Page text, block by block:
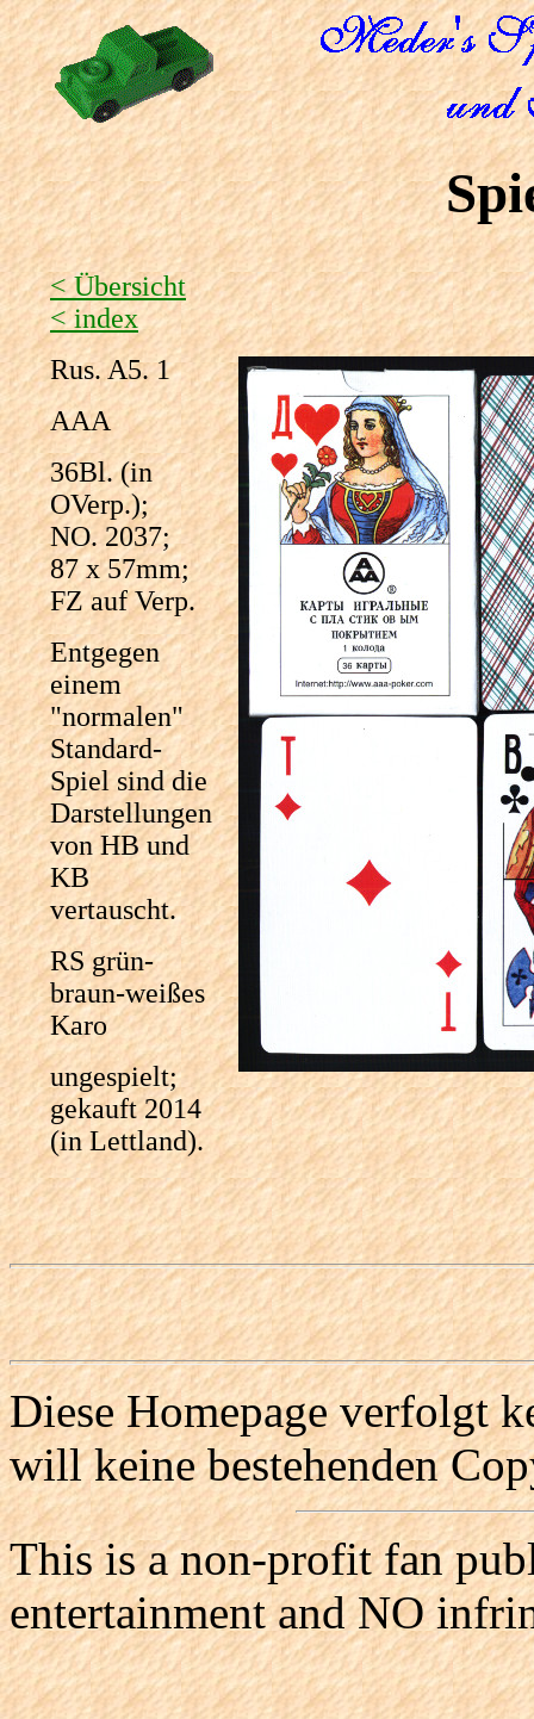
< Übersicht
< index
Rus. A5. 1
AAA
36Bl. (in
OVerp.);
NO. 2037;
87 x 57mm;
FZ auf Verp.
Entgegen
einem
"normalen"
Standard-
Spiel sind die
Darstellungen
von HB und
KB
vertauscht.
RS grün-
braun-weißes
Karo
ungespielt;
gekauft 2014
(in Lettland).
Diese Homepage verfolgt
will keine bestehenden
This is a non-profit fan
entertainment and NO